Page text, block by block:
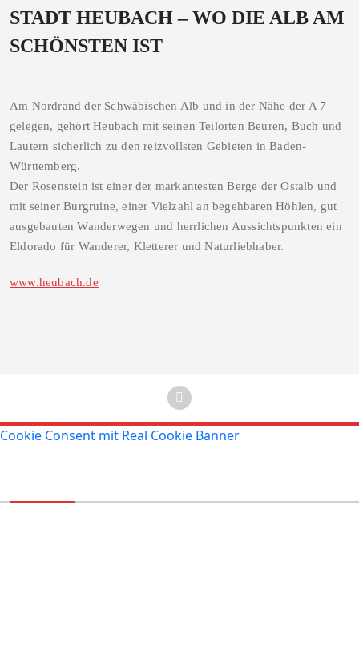
STADT HEUBACH – WO DIE ALB AM
SCHÖNSTEN IST
Am Nordrand der Schwäbischen Alb und in der Nähe der A 7
gelegen, gehört Heubach mit seinen Teilorten Beuren, Buch und
Lautern sicherlich zu den reizvollsten Gebieten in Baden-
Württemberg.
Der Rosenstein ist einer der markantesten Berge der Ostalb und
mit seiner Burgruine, einer Vielzahl an begehbaren Höhlen, gut
ausgebauten Wanderwegen und herrlichen Aussichtspunkten ein
Eldorado für Wanderer, Kletterer und Naturliebhaber.
www.heubach.de
Cookie Consent mit Real Cookie Banner